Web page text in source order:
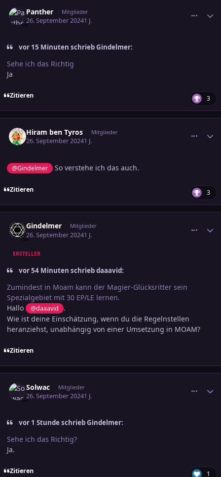
Panther Mitglieder
26. September 20241 J.
vor 15 Minuten schrieb Gindelmer:
Sehe ich das Richtig
Ja
Zitieren 3
Hiram ben Tyros Mitglieder
26. September 20241 J.
@Gindelmer So verstehe ich das auch.
Zitieren 3
Gindelmer Mitglieder
26. September 20241 J.
ERSTELLER
vor 54 Minuten schrieb daaavid:
Zumindest in Moam kann der Magier-Glücksritter sein
Spezialgebiet mit 30 EP/LE lernen.
Hallo
@daaavid
.
Wie ist deine Einschätzung, wenn du die Regelnstellen
heranziehst, unabhängig von einer Umsetzung in MOAM?
Zitieren
Solwac Mitglieder
26. September 20241 J.
vor 1 Stunde schrieb Gindelmer:
Sehe ich das Richtig?
Ja.
Zitieren 1